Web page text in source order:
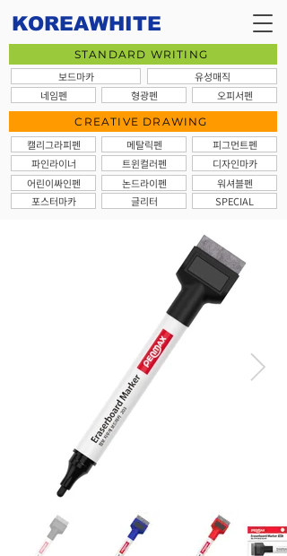
KOREAWHITE
STANDARD WRITING
보드마카
유성매직
네임펜
형광펜 오피서펜
CREATIVE DRAWING
캘리그라피펜
파인라이너
어린이싸인펜
포스터마카
메탈릭펜
트윈컬러펜
논드라이펜
글리터
피그먼트펜
디자인마카
워셔블펜
SPECIAL